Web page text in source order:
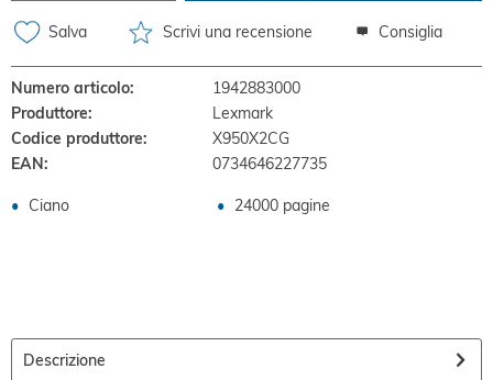
Salva Scrivi una recensione Consiglia
Numero articolo:
1942883000
Produttore:
Lexmark
Codice produttore:
X950X2CG
EAN:
0734646227735
Ciano 24000 pagine
Descrizione